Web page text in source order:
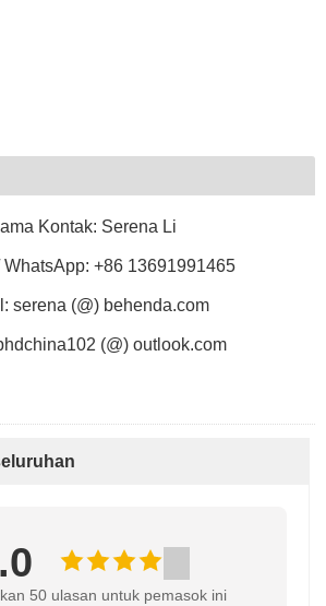
Kontak: Serena Li
WhatsApp: +86 13691991465
serena (@) behenda.com
(@) outlook.com
50 ulasan untuk pemasok ini